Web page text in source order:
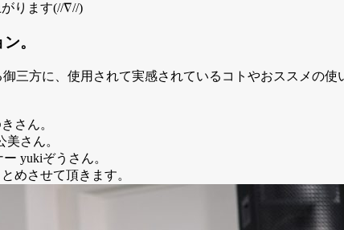
ります(//∇//)
。
三方に、使用されて実感されているコトやおススメの
さん。
さん。
yukiぞうさん。
めさせて頂きます。